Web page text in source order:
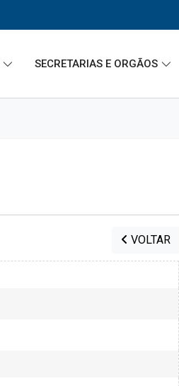
SECRETARIAS E ORGÃOS
VOLTAR